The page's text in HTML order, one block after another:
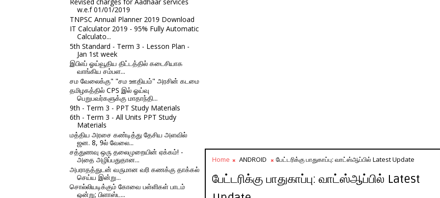
w.e.f 01/01/2019
TNPSC Annual Planner 2019 Download
IT Calculator 2019 - 95% Fully Automatic
Calculato...
5th Standard - Term 3 - Lesson Plan -
Jan 1st week
இபிஎப் ஓய்வூதிய திட்டத்தில் கடைசியாக
வாங்கிய சம்பள...
சம வேலைக்கு" "சம ஊதியம்" அரசின் கடமை
தமிழகத்தில் CPS இல் ஓய்வு
பெறுபவர்களுக்கு மாதாந்தி...
9th - Term 3 - PPT Study Materials
6th - Term 3 - All Units PPT Study
Materials
மத்திய அரசை கண்டித்து தேசிய அளவில்
ஜன. 8, 9ல் வேலை...
சத்துணவு ஒரு தலைமுறையின் ஏக்கம்! -
அதை அழிப்பதுதான...
அபராதத்துடன் வருமான வரி கணக்கு தாக்கல்
செய்ய இன்று...
சொல்லியடிக்கும் கோவை பள்ளிகள் பாடம்
ஒன்று; பிளாஸ்ட...
Home ANDROID பேட்டரிக்கு பாதுகாப்பு: வாட்ஸ்ஆப்பில் Latest Update
பேட்டரிக்கு பாதுகாப்பு: வாட்ஸ்ஆப்பில் Latest